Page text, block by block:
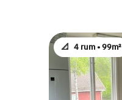
📐 4 rum •99m²